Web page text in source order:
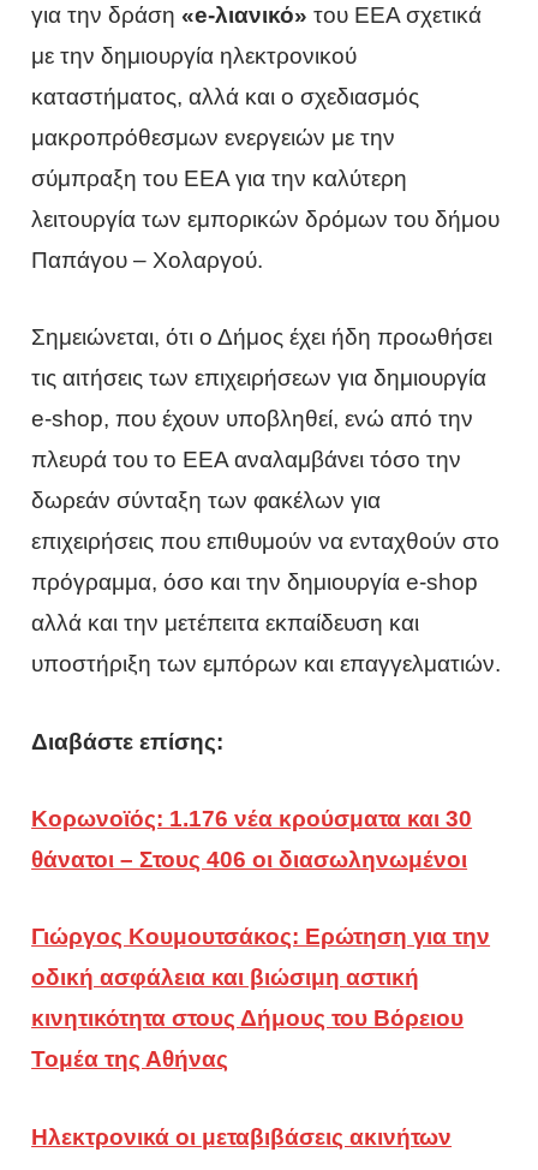
για την δράση«e-λιανικό» του ΕΕΑ σχετικά
με την δημιουργία ηλεκτρονικού
καταστήματος, αλλά και ο σχεδιασμός
μακροπρόθεσμων ενεργειών με την
σύμπραξη του ΕΕΑ για την καλύτερη
λειτουργία των εμπορικών δρόμων του δήμου
Παπάγου – Χολαργού.
Σημειώνεται, ότι ο Δήμος έχει ήδη προωθήσει
τις αιτήσεις των επιχειρήσεων για δημιουργία
e-shop, που έχουν υποβληθεί, ενώ από την
πλευρά του το ΕΕΑ αναλαμβάνει τόσο την
δωρεάν σύνταξη των φακέλων για
επιχειρήσεις που επιθυμούν να ενταχθούν στο
πρόγραμμα, όσο και την δημιουργία e-shop
αλλά και την μετέπειτα εκπαίδευση και
υποστήριξη των εμπόρων και επαγγελματιών.
Διαβάστε επίσης:
Κορωνοϊός: 1.176 νέα κρούσματα και 30
θάνατοι – Στους 406 οι διασωληνωμένοι
Γιώργος Κουμουτσάκος: Ερώτηση για την
οδική ασφάλεια και βιώσιμη αστική
κινητικότητα στους Δήμους του Βόρειου
Τομέα της Αθήνας
Ηλεκτρονικά οι μεταβιβάσεις ακινήτων